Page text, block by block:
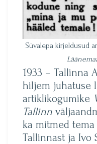
Süvalepa kirjeldusud
1933 – Tallinna
hiljem juhatuse
artiklikogumike
Tallinn
ka mitmed
Tallinnast ja Ivo